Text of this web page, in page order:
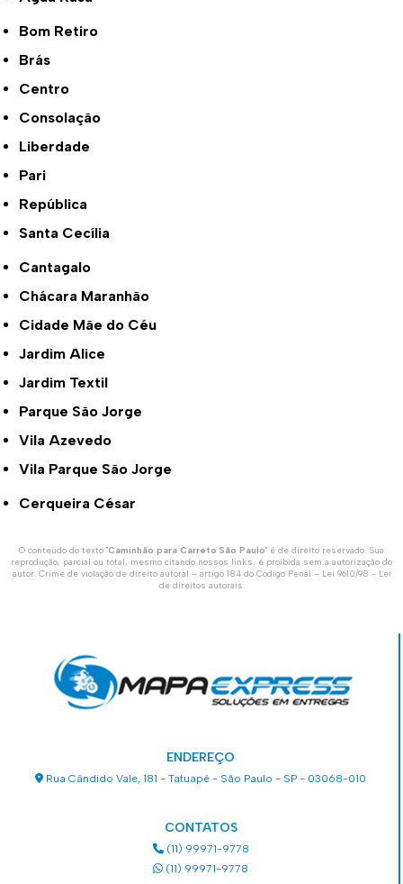
Bom Retiro
Brás
Centro
Consolação
Liberdade
Pari
República
Santa Cecília
Cantagalo
Chácara Maranhão
Cidade Mãe do Céu
Jardim Alice
Jardim Textil
Parque São Jorge
Vila Azevedo
Vila Parque São Jorge
Cerqueira César
O conteúdo do texto "Caminhão para Carreto São Paulo" é de direito reservado. Sua
reprodução, parcial ou total, mesmo citando nossos links, é proibida sem a autorização do
autor. Crime de violação de direito autoral – artigo 184 do Código Penal – Lei 9610/98 - Lei
de direitos autorais.
ENDEREÇO
Rua Cândido Vale, 181 - Tatuapé - São Paulo - SP - 03068-010
CONTATOS
(11) 99971-9778
(11) 99971-9778